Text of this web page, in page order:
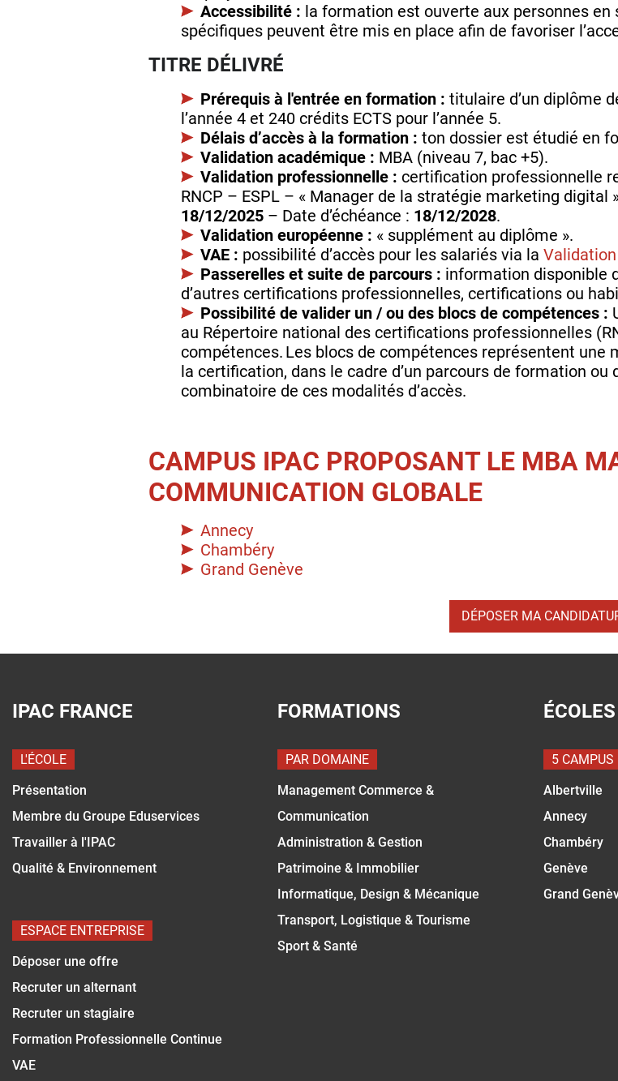
Accessibilité : la formation est ouverte aux personnes
spécifiques peuvent être mis en place afin de favoriser
TITRE DÉLIVRÉ
Prérequis à l'entrée en formation : titulaire d’un diplôme
l’année 4 et 240 crédits ECTS pour l’année 5.
Délais d’accès à la formation : ton dossier est étudié en
Validation académique : MBA (niveau 7, bac +5).
Validation professionnelle : certification professionnelle
RNCP – ESPL – « Manager de la stratégie marketing digital
18/12/2025 – Date d’échéance : 18/12/2028.
Validation européenne : « supplément au diplôme ».
VAE : possibilité d’accès pour les salariés via la Validation
Passerelles et suite de parcours : information disponible
d’autres certifications professionnelles, certifications ou
Possibilité de valider un / ou des blocs de compétences :
au Répertoire national des certifications professionnelles
compétences. Les blocs de compétences représentent une
la certification, dans le cadre d’un parcours de formation ou
combinatoire de ces modalités d’accès.
CAMPUS IPAC PROPOSANT LE MBA
COMMUNICATION GLOBALE
Annecy
Chambéry
Grand Genève
DÉPOSER MA
IPAC FRANCE
L'ÉCOLE
Présentation
Membre du Groupe Eduservices
Travailler à l'IPAC
Qualité & Environnement
ESPACE ENTREPRISE
Déposer une offre
Recruter un alternant
Recruter un stagiaire
Formation Professionnelle Continue
VAE
FORMATIONS
PAR DOMAINE
Management Commerce &
Communication
Administration & Gestion
Patrimoine & Immobilier
Informatique, Design & Mécanique
Transport, Logistique & Tourisme
Sport & Santé
ÉCOLES
5 CAMPUS
Albertville
Annecy
Chambéry
Genève
Grand